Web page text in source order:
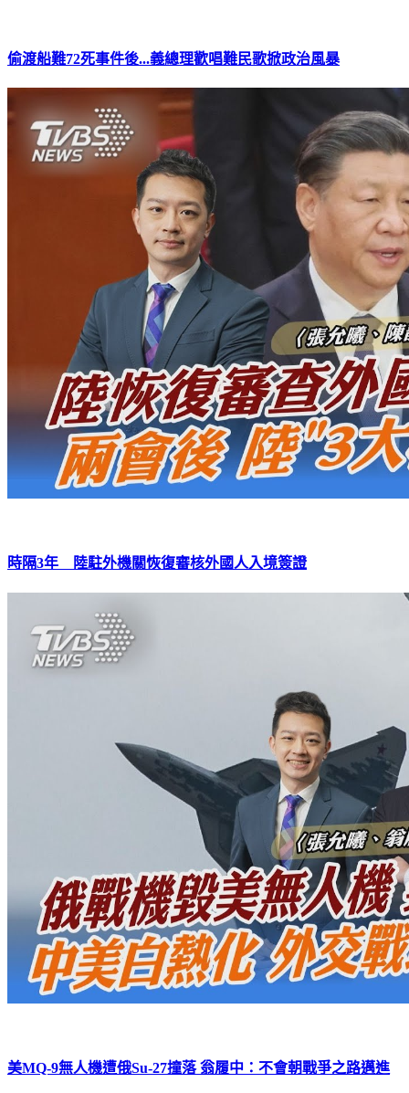
偷渡船難72死事件後...義總理歡唱難民歌掀政治風暴
時隔3年 陸駐外機關恢復審核外國人入境簽證
美MQ-9無人機遭俄Su-27撞落 翁履中：不會朝戰爭之路邁進